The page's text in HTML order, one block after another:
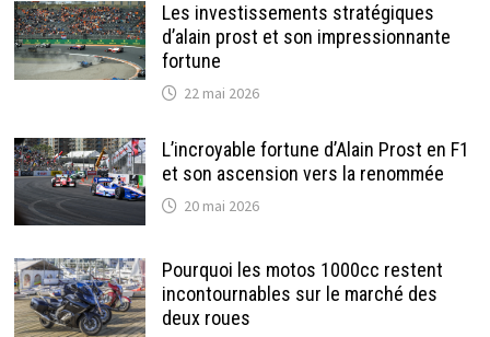
Les investissements stratégiques
d’alain prost et son impressionnante
fortune
22 mai 2026
L’incroyable fortune d’Alain Prost en F1
et son ascension vers la renommée
20 mai 2026
Pourquoi les motos 1000cc restent
incontournables sur le marché des
deux roues